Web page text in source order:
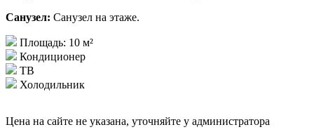
Санузел: Санузел на этаже.
Площадь: 10 м²
Кондиционер
ТВ
Холодильник
Цена на сайте не указана, уточняйте у администратора